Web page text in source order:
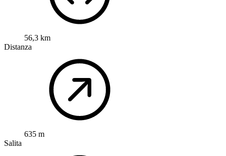
56,3 km
Distanza
635 m
Salita